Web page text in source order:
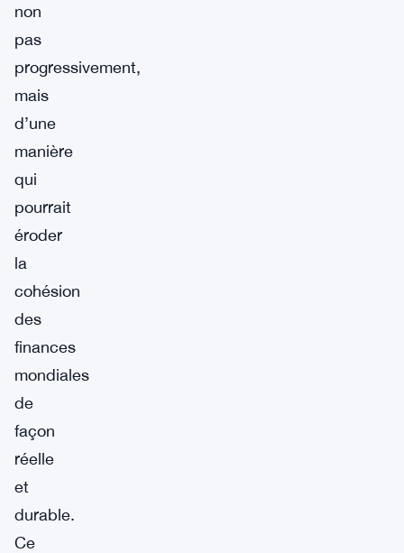
non
pas
progressivement,
mais
d’une
manière
qui
pourrait
éroder
la
cohésion
des
finances
mondiales
de
façon
réelle
et
durable.
Ce